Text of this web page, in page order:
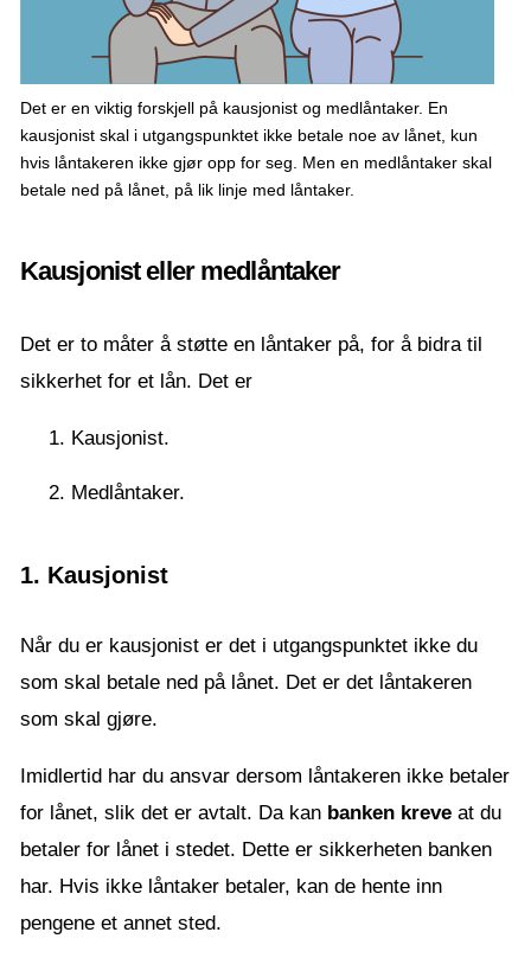
Det er en viktig forskjell på kausjonist og medlåntaker. En
kausjonist skal i utgangspunktet ikke betale noe av lånet, kun
hvis låntakeren ikke gjør opp for seg. Men en medlåntaker skal
betale ned på lånet, på lik linje med låntaker.
Kausjonist eller medlåntaker
Det er to måter å støtte en låntaker på, for å bidra til
sikkerhet for et lån. Det er
Kausjonist.
Medlåntaker.
1. Kausjonist
Når du er kausjonist er det i utgangspunktet ikke du
som skal betale ned på lånet. Det er det låntakeren
som skal gjøre.
Imidlertid har du ansvar dersom låntakeren ikke betaler
for lånet, slik det er avtalt. Da kan banken kreve at du
betaler for lånet i stedet. Dette er sikkerheten banken
har. Hvis ikke låntaker betaler, kan de hente inn
pengene et annet sted.